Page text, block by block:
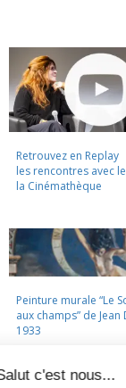
Retrouvez en Replay
les rencontres avec
la Cinémathèque
Peinture murale “Le
aux champs” de Jean
1933